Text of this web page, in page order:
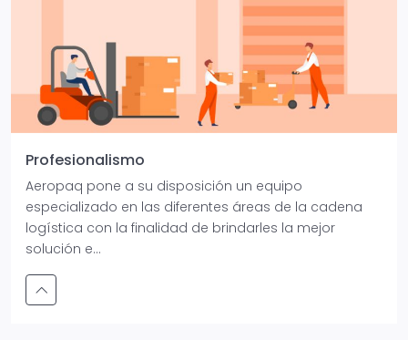
Profesionalismo
Aeropaq pone a su disposición un equipo
especializado en las diferentes áreas de la cadena
logística con la finalidad de brindarles la mejor
solución e...